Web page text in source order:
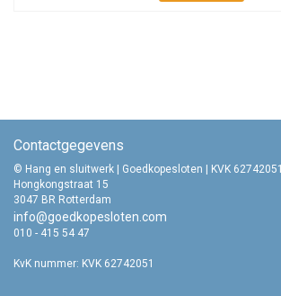
Contactgegevens
© Hang en sluitwerk | Goedkopesloten | KVK 62742051
Hongkongstraat 15
3047 BR Rotterdam
info@goedkopesloten.com
010 - 415 54 47
KvK nummer: KVK 62742051